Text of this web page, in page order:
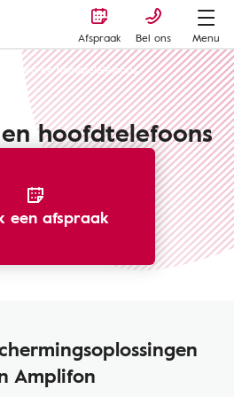
Afspraak Bel ons
Menu
en hoofdtelelefoons
hoofdtelefoons
een afspraak
Amplifon